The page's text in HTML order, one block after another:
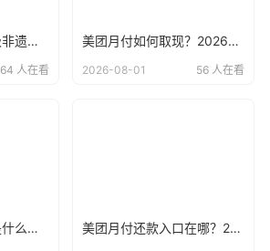
美团在新疆首发省级非遗美食榜单！
64 人在看
美团月付如何取现？2026年最新美团月付使用说明
2026-08-01 56 人在看
美团月付还款流程是什么？2026年最新美团月付开通方法 美团月付还款入口在哪？2026年最新美团月付在哪里进行还款